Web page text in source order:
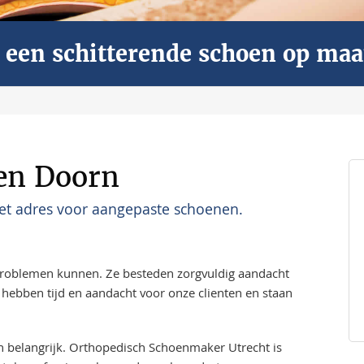
schitterende schoen op
Doorn
adres voor aangepaste schoenen.
kunnen. Ze besteden zorgvuldig aandacht
tijd en aandacht voor onze clienten en staan
Orthopedisch Schoenmaker Utrecht is